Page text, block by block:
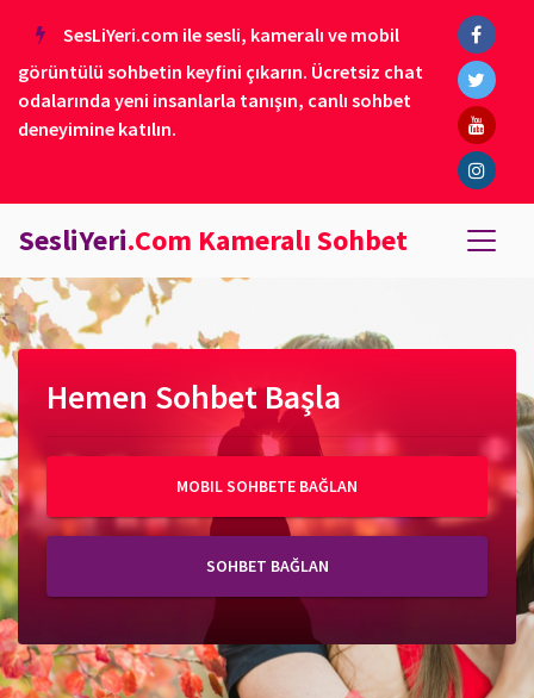
SesLiYeri.com ile sesli, kameralı ve mobil
görüntülü sohbetin keyfini çıkarın. Ücretsiz chat
odalarında yeni insanlarla tanışın, canlı sohbet
deneyimine katılın.
SesliYeri.Com Kameralı Sohbet
Hemen Sohbet Başla
MOBIL SOHBETE BAĞLAN
SOHBET BAĞLAN